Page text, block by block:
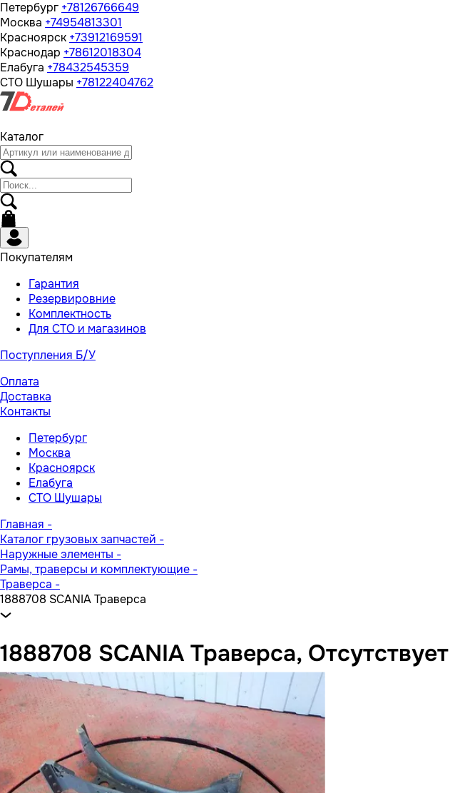
Петербург +78126766649
Москва +74954813301
Красноярск +73912169591
Краснодар +78612018304
Елабуга +78432545359
СТО Шушары +78122404762
Каталог
Покупателям
Гарантия
Резервировние
Комплектность
Для СТО и магазинов
Поступления Б/У
Оплата
Доставка
Контакты
Петербург
Москва
Красноярск
Елабуга
СТО Шушары
Главная -
Каталог грузовых запчастей -
Наружные элементы -
Рамы, траверсы и комплектующие -
Траверса -
1888708 SCANIA Траверса
1888708 SCANIA Траверса, Отсутствует